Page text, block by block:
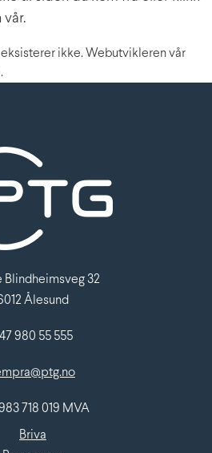
vår.
Blindheimsveg 32
Ålesund
980 55 555
718 019 MVA
Briva